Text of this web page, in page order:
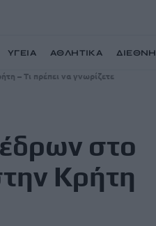
ΥΓΕΙΑ ΑΘΛΗΤΙΚΑ ΔΙΕΘΝΗ
– Τι πρέπει να γνωρίζετε
στο
Κρήτη